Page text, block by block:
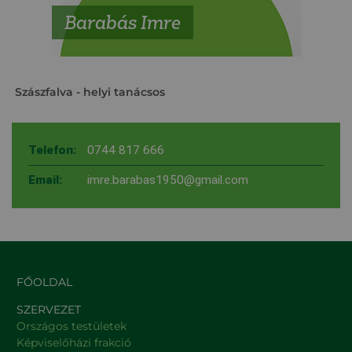
Barabás Imre
Szászfalva - helyi tanácsos
Telefon: 0744 817 666
Email: imre.barabas1950@gmail.com
FŐOLDAL
SZERVEZET
Országos testületek
Képviselőházi frakció